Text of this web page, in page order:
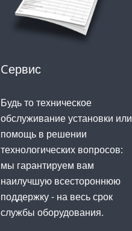
Cервис
Будь то техническое
обслуживание установки или
помощь в решении
технологических вопросов:
мы гарантируем вам
наилучшую всестороннюю
поддержку - на весь срок
службы оборудования.